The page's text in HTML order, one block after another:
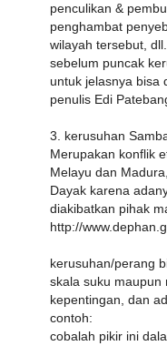
penculikan &
penghambat
wilayah tersebut,
sebelum puncak
untuk jelasnya bisa
penulis Edi
3. kerusuhan
Merupakan konflik
Melayu dan
Dayak karena
diakibatkan pihak
http://
kerusuhan/perang
skala suku maupun
kepentingan, dan
contoh:
cobalah pikir ini